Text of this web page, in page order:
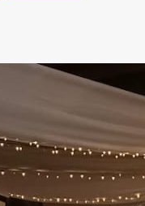
ofrece todo
impecable, donde
de tu día algo único